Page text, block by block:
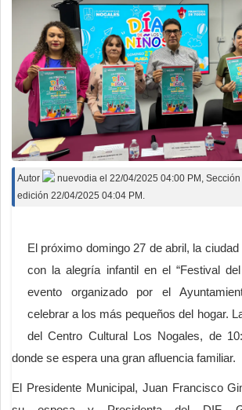
Autor nuevodia el 22/04/2025 04:00 PM , Sección
edición 22/04/2025 04:04 PM.
El próximo domingo 27 de abril, la
con la alegría infantil en el “Festival
evento organizado por el
celebrar a los más pequeños del hogar.
del Centro Cultural Los Nogales, de
donde se espera una gran afluencia familiar.
El Presidente Municipal, Juan Francisco